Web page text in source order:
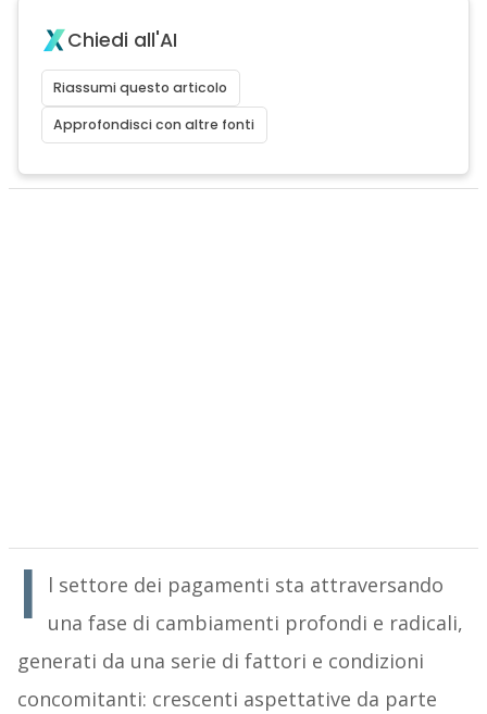
Chiedi all'AI
Riassumi questo articolo
Approfondisci con altre fonti
I
l settore dei pagamenti sta attraversando
una fase di cambiamenti profondi e radicali,
generati da una serie di fattori e condizioni
concomitanti: crescenti aspettative da parte